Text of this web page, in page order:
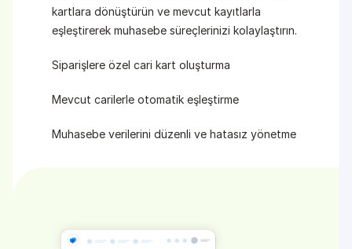
kartlara dönüştürün ve mevcut kayıtlarla
eşleştirerek muhasebe süreçlerinizi kolaylaştırın.
Siparişlere özel cari kart oluşturma
Mevcut carilerle otomatik eşleştirme
Muhasebe verilerini düzenli ve hatasız yönetme